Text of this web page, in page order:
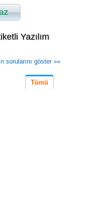
Yazılım
sorularını göster »»
Tümü